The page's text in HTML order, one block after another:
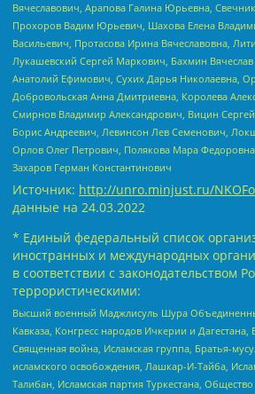
Вячеславович, Арапова Галина Юрьевна,
Прохоров Вадим Юрьевич, Шахова Елена
Васильевич, Протасова Ирина Вячеславовна,
Лукашевский Сергей Маркович, Бахмин
Анатолий Ефимович, Сухих Дарья Николаевна,
Добровольская Анна Дмитриевна, Королева
Смирнов Владимир Александрович, Вицин
Борис Андреевич, Левинсон Лев Семенович,
Орлов Олег Петрович, Полякова Мара
Захаров Герман Константинович
Источник: http://unro.minjust.ru/
данные на 24.03.2022
* Единый федеральный список
иностранных и международных
в соответствии с законодательством
террористическими:
Высший военный Маджлисуль Шура
Кавказа, Конгресс народов Ичкерии и Дагестана,
Священная война, Исламская группа, Братья-
исламского освобождения, Лашкар-И-Тайба,
Талибан, Исламская партия Туркестана,